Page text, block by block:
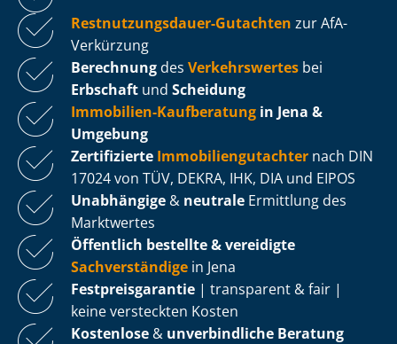
Rest­nut­zungs­dau­er-Gutachten zur AfA-
Verkürzung
Berechnung des Verkehrswertes bei
Erbschaft und Scheidung
Immobilien-Kaufberatung in Jena &
Umgebung
Zertifizierte Im­mo­bi­li­en­gut­ach­ter nach DIN
17024 von TÜV, DEKRA, IHK, DIA und EIPOS
Unabhängige & neutrale Ermittlung des
Marktwertes
Öffentlich bestellte & vereidigte
Sachverständige in Jena
Fest­preis­ga­ran­tie | transparent & fair |
keine versteckten Kosten
Kostenlose & unverbindliche Beratung